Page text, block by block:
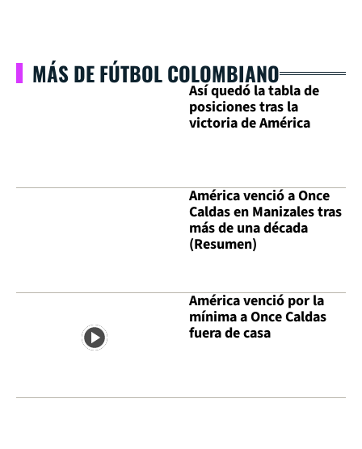
MÁS DE FÚTBOL COLOMBIANO
Así quedó la tabla de
posiciones tras la
victoria de América
América venció a Once
Caldas en Manizales tras
más de una década
(Resumen)
América venció por la
mínima a Once Caldas
fuera de casa